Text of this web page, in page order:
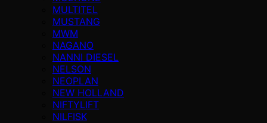
MULTITEL
MUSTANG
MWM
NAGANO
NANNI DIESEL
NELSON
NEOPLAN
NEW HOLLAND
NIFTYLIFT
NILFISK